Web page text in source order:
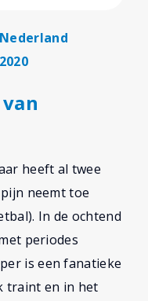
heeft al twee
neemt toe
In de ochtend
periodes
is een fanatieke
traint en in het